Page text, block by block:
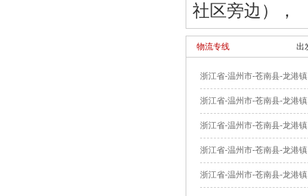
社区旁边），
物流专线 出
浙江省-温州市-苍南县-龙港
浙江省-温州市-苍南县-龙港
浙江省-温州市-苍南县-龙港
浙江省-温州市-苍南县-龙港
浙江省-温州市-苍南县-龙港